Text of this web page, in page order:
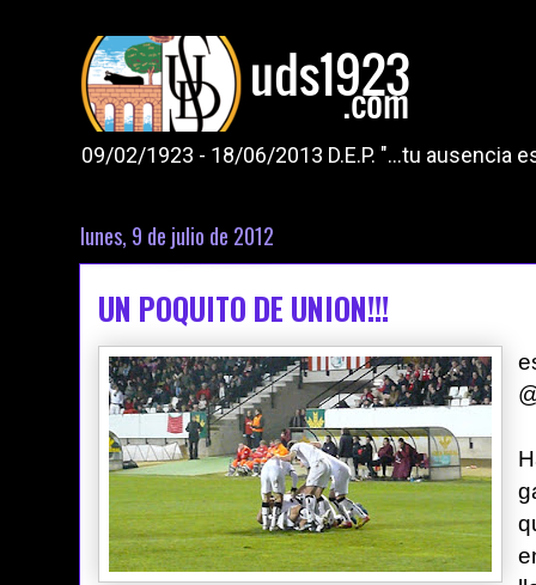
09/02/1923 - 18/06/2013 D.E.P. "...tu ausencia
lunes, 9 de julio de 2012
UN POQUITO DE UNION!!!